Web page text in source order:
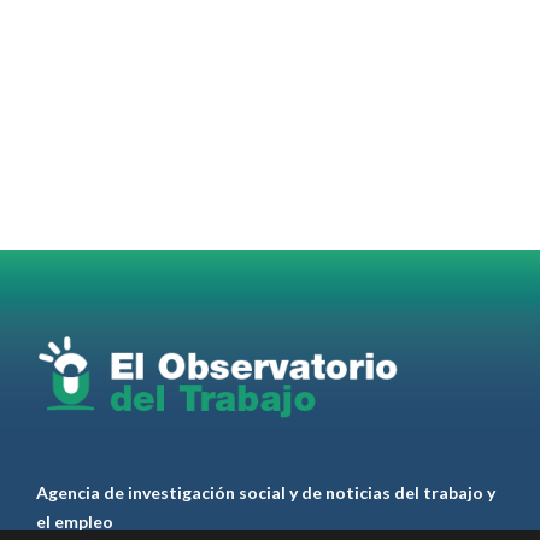
RT@casdcamioneros
1 1 Twitter
Agencia de investigación social y de noticias del trabajo y
el empleo